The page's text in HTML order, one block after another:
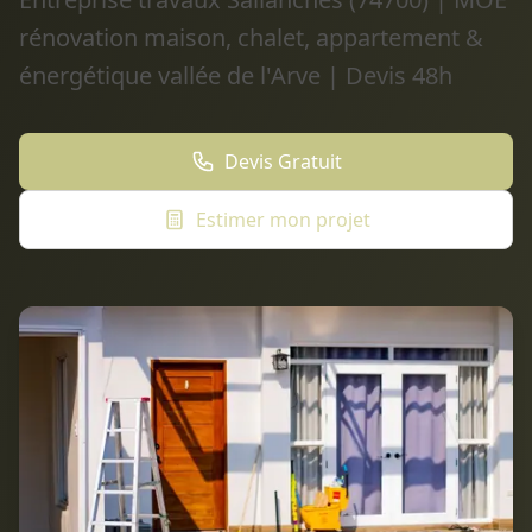
rénovation maison, chalet, appartement &
énergétique vallée de l'Arve | Devis 48h
Devis Gratuit
Estimer mon projet